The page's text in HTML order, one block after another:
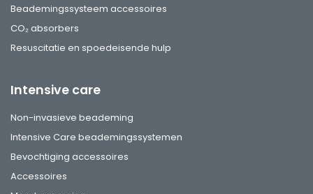
Beademingssysteem accessoires
CO₂ absorbers
Resuscitatie en spoedeisende hulp
Intensive care
Non-invasieve beademing
Intensive Care beademingssystemen
Bevochtiging accessoires
Accessoires